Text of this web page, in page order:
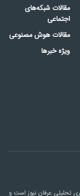
مقالات شبکه‌های
اجتماعی
مقالات هوش مصنوعی
ویژه خبرها
تحلیلی عرفان نیوز است و